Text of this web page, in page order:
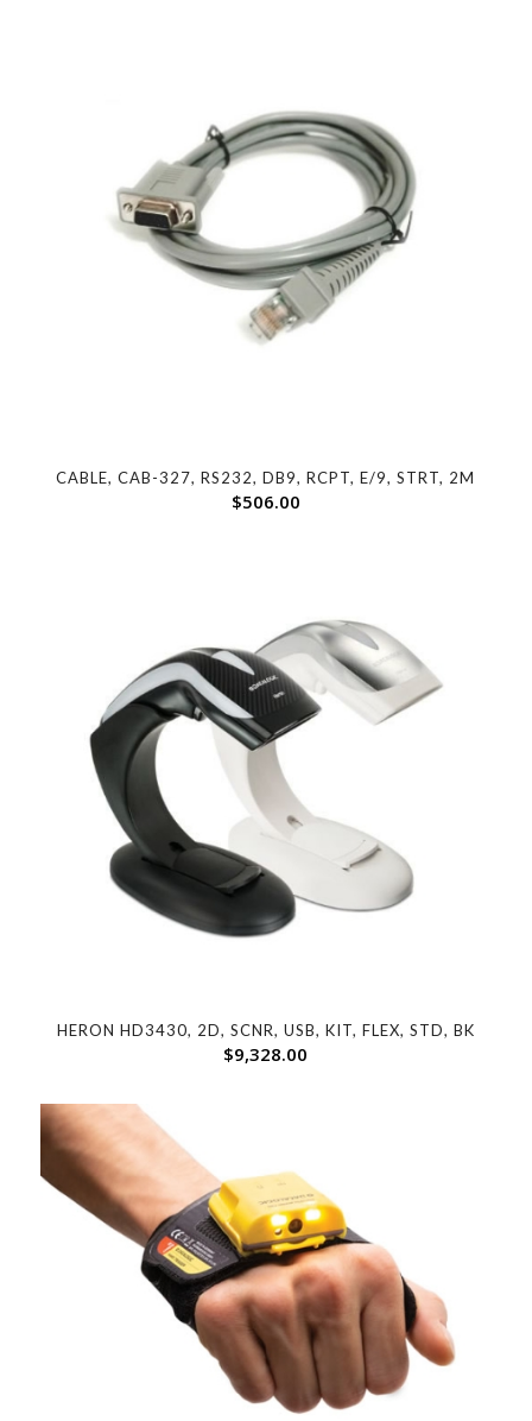
CABLE, CAB-327, RS232, DB9, RCPT, E/9, STRT, 2M
$506.00
HERON HD3430, 2D, SCNR, USB, KIT, FLEX, STD, BK
$9,328.00